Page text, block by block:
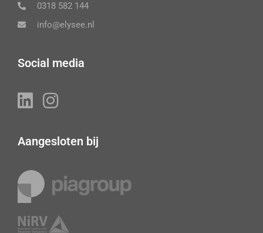
0318 582 144
info@elysee.nl
Social media
Aangesloten bij